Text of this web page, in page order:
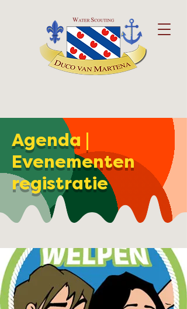
Agenda |
Evenementen
registratie